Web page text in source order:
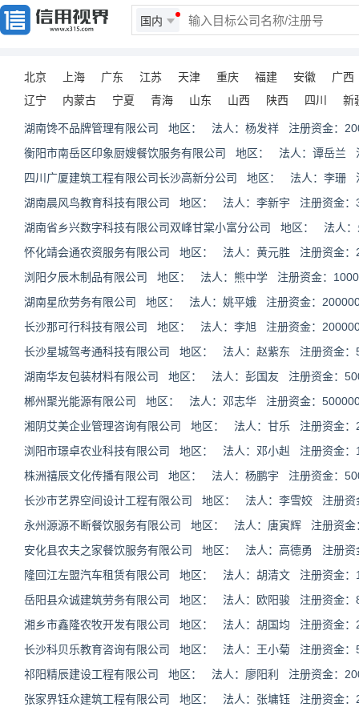
国内
北京 上海 广东 江苏 天津 重庆 福建 安徽
广西
辽宁
内蒙古 宁夏 青海 山东 山西 陕西 四川 新
湖南馋不品牌管理有限公司 地区： 法人：杨发祥 注册资金：
衡阳市南岳区印象厨嫂餐饮服务有限公司 地区： 法人：谭岳兰
四川广厦建筑工程有限公司长沙高新分公司 地区： 法人：李珊
湖南晨风鸟教育科技有限公司 地区： 法人：李新宇 注册资金：
湖南省乡兴数字科技有限公司双峰甘棠小富分公司 地区： 法人
怀化靖会通农资服务有限公司 地区： 法人：黄元胜 注册资金：
浏阳夕辰木制品有限公司 地区： 法人：熊中学 注册资金：
湖南星欣劳务有限公司 地区： 法人：姚平娥 注册资金：
长沙那可行科技有限公司 地区： 法人：李旭 注册资金：
长沙星城驾考通科技有限公司 地区： 法人：赵紫东 注册资金：
湖南华友包装材料有限公司 地区： 法人：彭国友 注册资金：
郴州聚光能源有限公司 地区： 法人：邓志华 注册资金：
湘阴艾美企业管理咨询有限公司 地区： 法人：甘乐 注册资金：
浏阳市璟卓农业科技有限公司 地区： 法人：邓小赳 注册资金：
株洲禧辰文化传播有限公司 地区： 法人：杨鹏宇 注册资金：
长沙市艺界空间设计工程有限公司 地区： 法人：李雪姣 注册资
永州源源不断餐饮服务有限公司 地区： 法人：唐寅辉 注册资金
安化县农夫之家餐饮服务有限公司 地区： 法人：高德勇 注册资
隆回江左盟汽车租赁有限公司 地区： 法人：胡清文 注册资金：
岳阳县众诚建筑劳务有限公司 地区： 法人：欧阳骏 注册资金：
湘乡市鑫隆农牧开发有限公司 地区： 法人：胡国均 注册资金：
长沙科贝乐教育咨询有限公司 地区： 法人：王小菊 注册资金：
祁阳精辰建设工程有限公司 地区： 法人：廖阳利 注册资金：
张家界钰众建筑工程有限公司 地区： 法人：张墉钰 注册资金：